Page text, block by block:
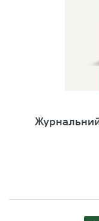
Журнальний